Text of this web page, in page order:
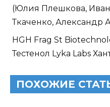
(Юлия Плешкова, Иван
Ткаченко, Александр
HGH Frag St
Тестенол Lyka Labs
ПОХОЖИЕ